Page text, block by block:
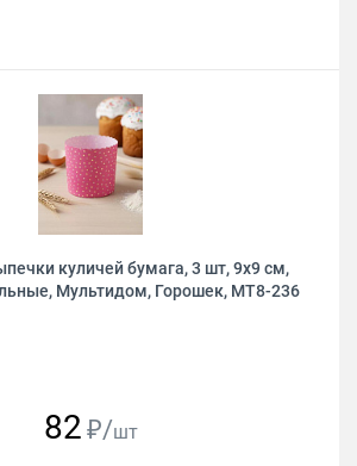
куличей бумага, 3 шт, 9х9 см,
Мультидом, Горошек, МТ8-236
82 ₽/шт